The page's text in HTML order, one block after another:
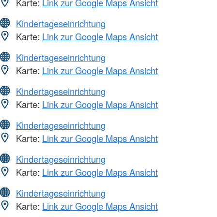
Kindertageseinrichtung
Karte: Link zur Google Maps Ansicht
Kindertageseinrichtung
Karte: Link zur Google Maps Ansicht
Kindertageseinrichtung
Karte: Link zur Google Maps Ansicht
Kindertageseinrichtung
Karte: Link zur Google Maps Ansicht
Kindertageseinrichtung
Karte: Link zur Google Maps Ansicht
Kindertageseinrichtung
Karte: Link zur Google Maps Ansicht